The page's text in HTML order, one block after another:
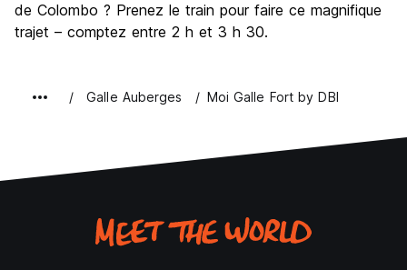
de Colombo ? Prenez le train pour faire ce magnifique
trajet – comptez entre 2 h et 3 h 30.
Galle Auberges Moi Galle Fort by DBI